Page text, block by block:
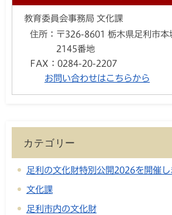
教育委員会事務局 文化課
住所： 〒326-8601 栃木県足利市本
2145番地
FAX： 0284-20-2207
お問い合わせはこちらから
カテゴリー
足利の文化財特別公開2026を開催し
文化課
足利市内の文化財